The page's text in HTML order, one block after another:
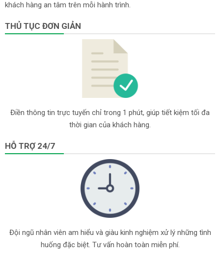
khách hàng an tâm trên mỗi hành trình.
THỦ TỤC ĐƠN GIẢN
Điền thông tin trực tuyến chỉ trong 1 phút, giúp tiết kiệm tối đa
thời gian của khách hàng.
HỖ TRỢ 24/7
Đội ngũ nhân viên am hiểu và giàu kinh nghiệm xử lý những tình
huống đặc biệt. Tư vấn hoàn toàn miễn phí.